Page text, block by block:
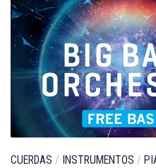
CUERDAS / INSTRUMENTOS /